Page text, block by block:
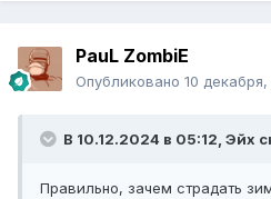
PauL ZombiE
Опубликовано 10
В 10.12.2024 в 05:12, Эйх
Правильно, зачем страдать